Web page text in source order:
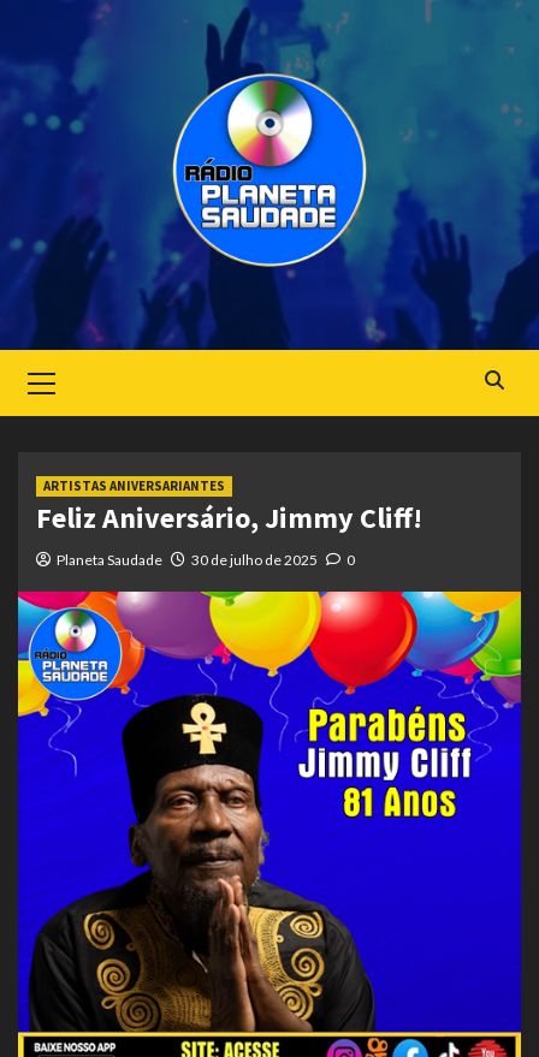
Menu
ARTISTAS ANIVERSARIANTES
Feliz Aniversário, Jimmy Cliff!
Planeta Saudade 30 de julho de 2025 0